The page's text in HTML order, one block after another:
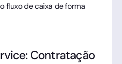
fluxo de caixa de forma
Contratação